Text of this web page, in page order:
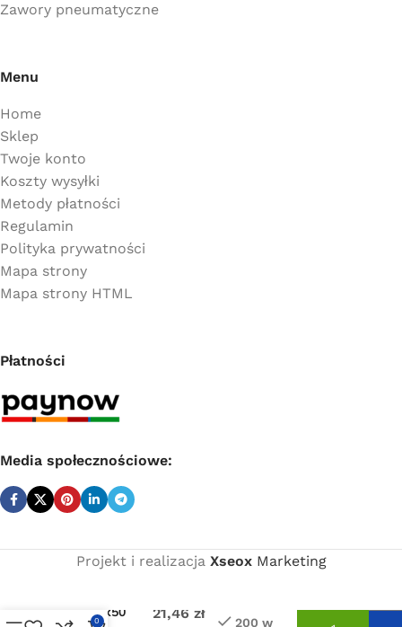
Zawory pneumatyczne
Menu
Home
Sklep
Twoje konto
Koszty wysyłki
Metody płatności
Regulamin
Polityka prywatności
Mapa strony
Mapa strony HTML
Płatności
Media społecznościowe:
Projekt i realizacja XseoxMarketing
D50x50x50
Cena
21,46 zł
200 w
0